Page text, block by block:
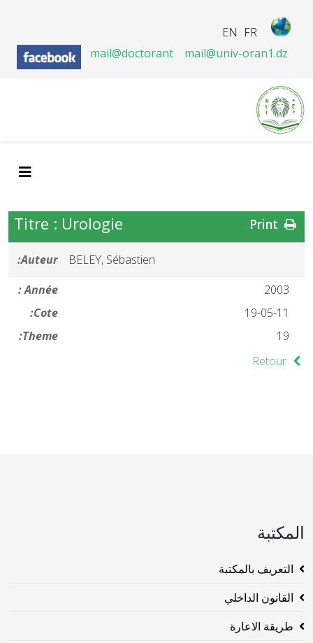
FR
EN
mail@doctorant
mail@univ-oran1.dz
Titre : Urologie
Auteur:
BELEY, Sébastien
Année :
2003
Cote:
19-05-11
Theme:
19
Retour
المكتبة
التعريف بالمكتبة
القانون الداخلي
طريقة الاعارة